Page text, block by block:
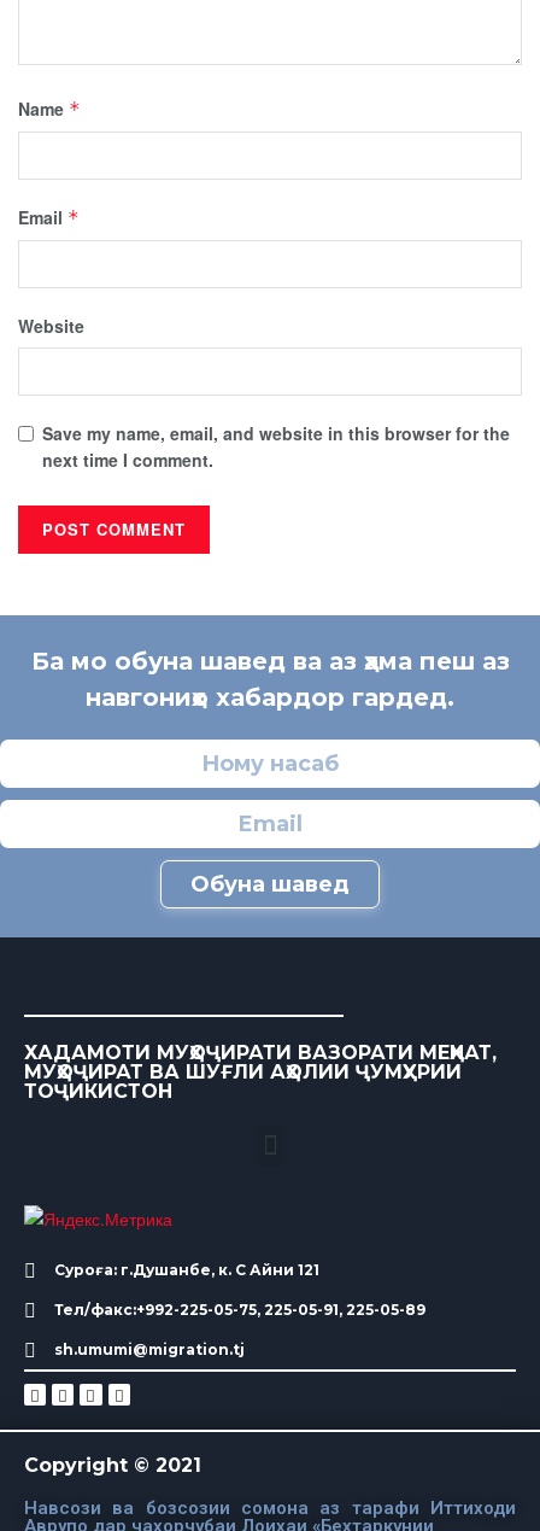
Name *
Email *
Website
Save my name, email, and website in this browser for the
next time I comment.
Ба мо обуна шавед ва аз ҳама пеш аз
навгониҳо хабардор гардед.
Обуна шавед
ХАДАМОТИ МУҲОҶИРАТИ ВАЗОРАТИ МЕҲНАТ,
МУҲОҶИРАТ ВА ШУҒЛИ АҲОЛИИ ҶУМҲУРИИ
ТОҶИКИСТОН
Суроға: г.Душанбе, к. С Айни 121
Тел/факс:+992-225-05-75, 225-05-91, 225-05-89
sh.umumi@migration.tj
Copyright © 2021
Навсози ва бозсозии сомона аз тарафи Иттиходи
Аврупо дар чахорчубаи Лоихаи «Бехтаркунии